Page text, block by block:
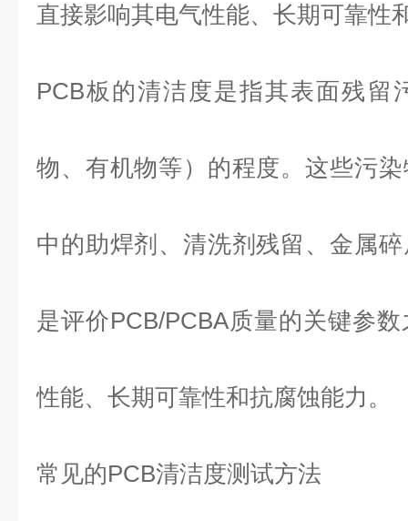
直接影响其电气性能、长期可靠性
PCB板的清洁度是指其表面残留
物、有机物等）的程度。这些污
中的助焊剂、清洗剂残留、金属
是评价PCB/PCBA质量的关键参
性能、长期可靠性和抗腐蚀能力。
常见的PCB清洁度测试方法